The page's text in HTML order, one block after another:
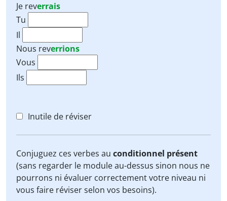
Je reverrais
Tu
Il
Nous reverrions
Vous
Ils
Inutile de réviser
Conjuguez ces verbes au conditionnel présent
(sans regarder le module au-dessus sinon nous ne
pourrons ni évaluer correctement votre niveau ni
vous faire réviser selon vos besoins).